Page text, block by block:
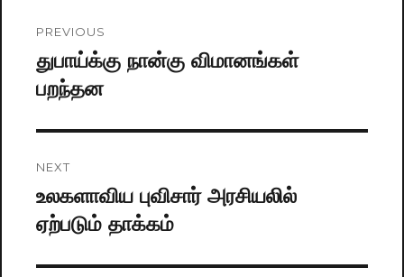
navigation
PREVIOUS
Previous
post:
துபாய்க்கு நான்கு விமானங்கள்
பறந்தன
NEXT
Next
post:
உலகளாவிய புவிசார் அரசியலில்
ஏற்படும் தாக்கம்